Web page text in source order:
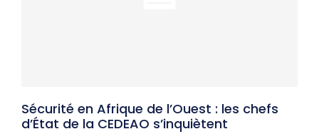
Sécurité en Afrique de l’Ouest : les chefs
d’État de la CEDEAO s’inquiètent